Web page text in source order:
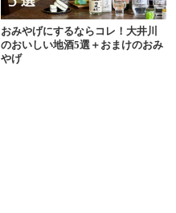
おみやげにするならコレ！大井川
のおいしい地酒5選＋おまけのおみ
やげ